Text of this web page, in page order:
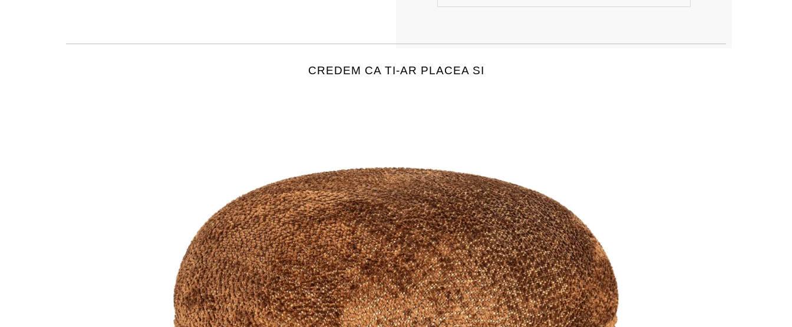
CREDEM CA TI-AR PLACEA SI